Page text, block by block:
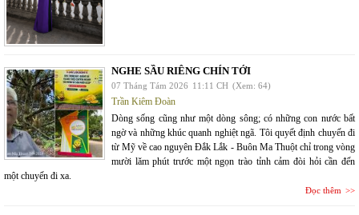
NGHE SẦU RIÊNG CHÍN TỚI
07 Tháng Tám 2026 11:11 CH (Xem: 64)
Trần Kiêm Đoàn
Dòng sống cũng như một dòng sông; có những con nước bất
ngờ và những khúc quanh nghiệt ngã. Tôi quyết định chuyến đi
từ Mỹ về cao nguyên Đắk Lắk - Buôn Ma Thuột chỉ trong vòng
mười lăm phút trước một ngọn trào tỉnh cảm đòi hỏi cần đến
một chuyến đi xa.
Đọc thêm